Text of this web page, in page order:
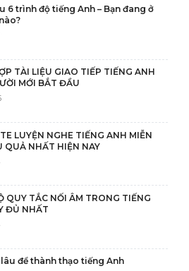
6 trình độ tiếng Anh – Bạn đang ở
TÀI LIỆU GIAO TIẾP TIẾNG ANH
MỚI BẮT ĐẦU
LUYỆN NGHE TIẾNG ANH MIỄN
QUẢ NHẤT HIỆN NAY
QUY TẮC NỐI ÂM TRONG TIẾNG
ĐỦ NHẤT
để thành thạo tiếng Anh